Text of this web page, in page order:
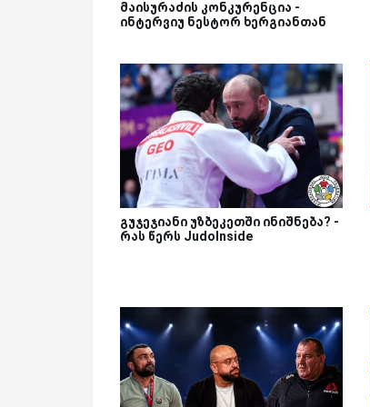
მაისურაძის კონკურენცია -
ინტერვიუ ნესტორ ხერგიანთან
გუჯეჯიანი უზბეკეთში ინიშნება? -
რას წერს JudoInside